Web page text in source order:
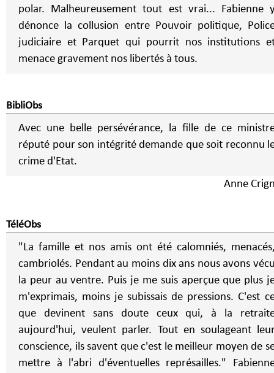
polar. Malheureusement tout est vrai... Fabienne
dénonce la collusion entre Pouvoir politique,
judiciaire et Parquet qui pourrit nos institutions
menace gravement nos libertés à tous.
BibliObs
Avec une belle persévérance, la fille de ce
réputé pour son intégrité demande que soit reconnu
crime d'Etat.
Anne
TéléObs
"La famille et nos amis ont été calomniés,
cambriolés. Pendant au moins dix ans nous avons
la peur au ventre. Puis je me suis aperçue que plus
m'exprimais, moins je subissais de pressions. C'est ce
que devinent sans doute ceux qui, à la
aujourd'hui, veulent parler. Tout en soulageant
conscience, ils savent que c'est le meilleur moyen de
mettre à l'abri d'éventuelles représailles." Fabienne